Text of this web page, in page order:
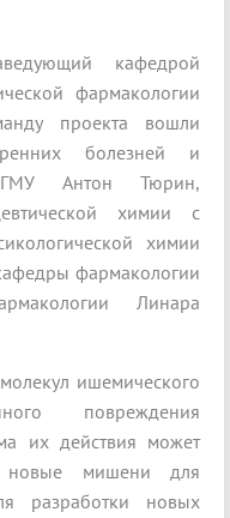
кафедрой
фармакологии
проекта вошли
болезней и
Антон Тюрин,
химии с
химии
фармакологии
Линара
ишемического
повреждения
их действия может
новые мишени для
разработки новых